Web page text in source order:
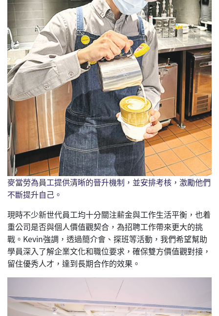
麥當勞為員工提供清晰的晉升機制，並安排考核，激勵他們
不斷提升自己。
現時不少新世代員工均十分關注薪金與工作生活平衡，也着
重公司是否與個人價值觀契合，為招聘工作帶來更大的挑
戰。Kevin強調，透過簡介會、探班等活動，我們希望幫助
學員深入了解企業文化和職位要求，確保雙方價值觀對接，
留住優秀人才，達到長期合作的效果。